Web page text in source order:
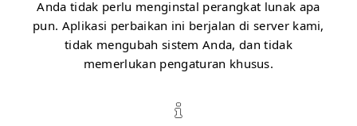
Anda tidak perlu menginstal perangkat lunak apa
pun. Aplikasi perbaikan ini berjalan di server kami,
tidak mengubah sistem Anda, dan tidak
memerlukan pengaturan khusus.